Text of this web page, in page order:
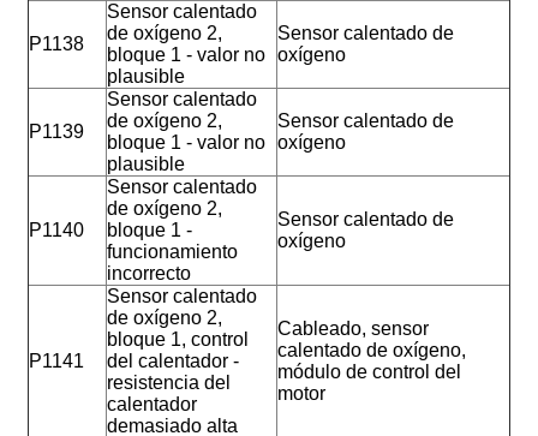
P1138
Sensor calentado
de oxígeno 2,
bloque 1 - valor no
plausible
Sensor calentado de
oxígeno
P1139
Sensor calentado
de oxígeno 2,
bloque 1 - valor no
plausible
Sensor calentado de
oxígeno
P1140
Sensor calentado
de oxígeno 2,
bloque 1 -
funcionamiento
incorrecto
Sensor calentado de
oxígeno
P1141
Sensor calentado
de oxígeno 2,
bloque 1, control
del calentador -
resistencia del
calentador
demasiado alta
Cableado, sensor
calentado de oxígeno,
módulo de control del
motor